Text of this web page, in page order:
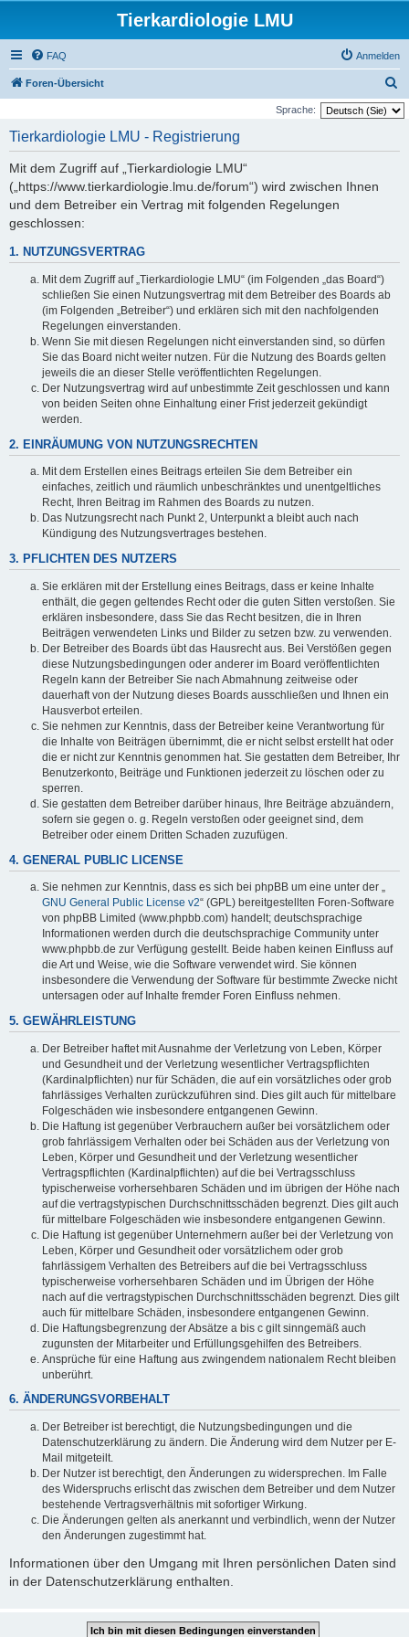
Tierkardiologie LMU
FAQ Anmelden
Foren-Übersicht
u
Sprache:
Tierkardiologie LMU - Registrierung
Mit dem Zugriff auf „Tierkardiologie LMU“
(„https://www.tierkardiologie.lmu.de/forum“) wird zwischen Ihnen
und dem Betreiber ein Vertrag mit folgenden Regelungen
geschlossen:
1. NUTZUNGSVERTRAG
Mit dem Zugriff auf „Tierkardiologie LMU“ (im Folgenden „das Board“)
schließen Sie einen Nutzungsvertrag mit dem Betreiber des Boards ab
(im Folgenden „Betreiber“) und erklären sich mit den nachfolgenden
Regelungen einverstanden.
Wenn Sie mit diesen Regelungen nicht einverstanden sind, so dürfen
Sie das Board nicht weiter nutzen. Für die Nutzung des Boards gelten
jeweils die an dieser Stelle veröffentlichten Regelungen.
Der Nutzungsvertrag wird auf unbestimmte Zeit geschlossen und kann
von beiden Seiten ohne Einhaltung einer Frist jederzeit gekündigt
werden.
2. EINRÄUMUNG VON NUTZUNGSRECHTEN
Mit dem Erstellen eines Beitrags erteilen Sie dem Betreiber ein
einfaches, zeitlich und räumlich unbeschränktes und unentgeltliches
Recht, Ihren Beitrag im Rahmen des Boards zu nutzen.
Das Nutzungsrecht nach Punkt 2, Unterpunkt a bleibt auch nach
Kündigung des Nutzungsvertrages bestehen.
3. PFLICHTEN DES NUTZERS
Sie erklären mit der Erstellung eines Beitrags, dass er keine Inhalte
enthält, die gegen geltendes Recht oder die guten Sitten verstoßen. Sie
erklären insbesondere, dass Sie das Recht besitzen, die in Ihren
Beiträgen verwendeten Links und Bilder zu setzen bzw. zu verwenden.
Der Betreiber des Boards übt das Hausrecht aus. Bei Verstößen gegen
diese Nutzungsbedingungen oder anderer im Board veröffentlichten
Regeln kann der Betreiber Sie nach Abmahnung zeitweise oder
dauerhaft von der Nutzung dieses Boards ausschließen und Ihnen ein
Hausverbot erteilen.
Sie nehmen zur Kenntnis, dass der Betreiber keine Verantwortung für
die Inhalte von Beiträgen übernimmt, die er nicht selbst erstellt hat oder
die er nicht zur Kenntnis genommen hat. Sie gestatten dem Betreiber, Ihr
Benutzerkonto, Beiträge und Funktionen jederzeit zu löschen oder zu
sperren.
Sie gestatten dem Betreiber darüber hinaus, Ihre Beiträge abzuändern,
sofern sie gegen o. g. Regeln verstoßen oder geeignet sind, dem
Betreiber oder einem Dritten Schaden zuzufügen.
4. GENERAL PUBLIC LICENSE
Sie nehmen zur Kenntnis, dass es sich bei phpBB um eine unter der „
GNU General Public License v2“ (GPL) bereitgestellten Foren-Software
von phpBB Limited (www.phpbb.com) handelt; deutschsprachige
Informationen werden durch die deutschsprachige Community unter
www.phpbb.de zur Verfügung gestellt. Beide haben keinen Einfluss auf
die Art und Weise, wie die Software verwendet wird. Sie können
insbesondere die Verwendung der Software für bestimmte Zwecke nicht
untersagen oder auf Inhalte fremder Foren Einfluss nehmen.
5. GEWÄHRLEISTUNG
Der Betreiber haftet mit Ausnahme der Verletzung von Leben, Körper
und Gesundheit und der Verletzung wesentlicher Vertragspflichten
(Kardinalpflichten) nur für Schäden, die auf ein vorsätzliches oder grob
fahrlässiges Verhalten zurückzuführen sind. Dies gilt auch für mittelbare
Folgeschäden wie insbesondere entgangenen Gewinn.
Die Haftung ist gegenüber Verbrauchern außer bei vorsätzlichem oder
grob fahrlässigem Verhalten oder bei Schäden aus der Verletzung von
Leben, Körper und Gesundheit und der Verletzung wesentlicher
Vertragspflichten (Kardinalpflichten) auf die bei Vertragsschluss
typischerweise vorhersehbaren Schäden und im übrigen der Höhe nach
auf die vertragstypischen Durchschnittsschäden begrenzt. Dies gilt auch
für mittelbare Folgeschäden wie insbesondere entgangenen Gewinn.
Die Haftung ist gegenüber Unternehmern außer bei der Verletzung von
Leben, Körper und Gesundheit oder vorsätzlichem oder grob
fahrlässigem Verhalten des Betreibers auf die bei Vertragsschluss
typischerweise vorhersehbaren Schäden und im Übrigen der Höhe
nach auf die vertragstypischen Durchschnittsschäden begrenzt. Dies gilt
auch für mittelbare Schäden, insbesondere entgangenen Gewinn.
Die Haftungsbegrenzung der Absätze a bis c gilt sinngemäß auch
zugunsten der Mitarbeiter und Erfüllungsgehilfen des Betreibers.
Ansprüche für eine Haftung aus zwingendem nationalem Recht bleiben
unberührt.
6. ÄNDERUNGSVORBEHALT
Der Betreiber ist berechtigt, die Nutzungsbedingungen und die
Datenschutzerklärung zu ändern. Die Änderung wird dem Nutzer per E-
Mail mitgeteilt.
Der Nutzer ist berechtigt, den Änderungen zu widersprechen. Im Falle
des Widerspruchs erlischt das zwischen dem Betreiber und dem Nutzer
bestehende Vertragsverhältnis mit sofortiger Wirkung.
Die Änderungen gelten als anerkannt und verbindlich, wenn der Nutzer
den Änderungen zugestimmt hat.
Informationen über den Umgang mit Ihren persönlichen Daten sind
in der Datenschutzerklärung enthalten.